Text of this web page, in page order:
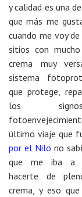
y calidad es una
que más me
cuando me voy
sitios con
crema muy
sistema
que protege,
los
último viaje que
por el Nilo no
que me iba a
hacerte de
crema, y eso